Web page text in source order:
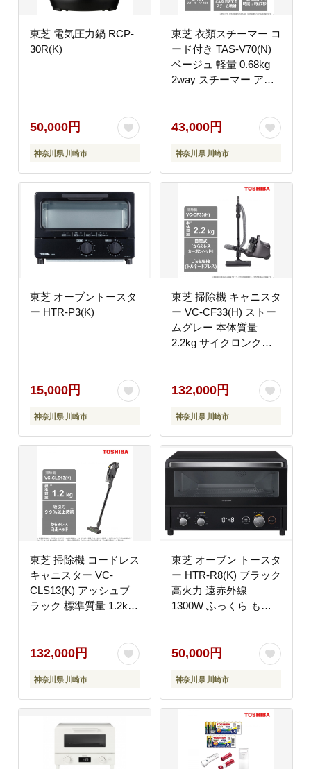
東芝 電気圧力鍋 RCP-
30R(K)
50,000円
神奈川県 川崎市
東芝 衣類スチーマー コ
ード付き TAS-V70(N)
ベージュ 軽量 0.68kg
2way スチーマー アイ
上がり 約17秒 シワの
ばし ニオイ シワ 清潔
ケア 脱臭 除菌 家電 お
すすめ 人気 TOSHIBA
神奈川県 川崎市
43,000円
神奈川県 川崎市
東芝 オーブントースタ
ー HTR-P3(K)
15,000円
神奈川県 川崎市
東芝 掃除機 キャニスタ
ー VC-CF33(H) ストー
ムグレー 本体質量
2.2kg サイクロンクリ
自走式 からみレス ゴミ
圧縮 まるごと水洗い 洗
える 自動省エネ 2WAY
ブラシ 家電 電化製品
おすすめ 人気
TOSHIBA
132,000円
神奈川県 川崎市
東芝 掃除機 コードレス
キャニスター VC-
CLS13(K) アッシュブ
ラック 標準質量 1.2kg
パワフル 吸引 自走式
からみレス ゴミ圧縮 省
エネ 家電 おすすめ 人
気 TOSHIBA 神奈川県
132,000円
神奈川県 川崎市
東芝 オーブン トースタ
ー HTR-R8(K) ブラック
高火力 遠赤外線
1300W ふっくら もち
動メニュー お手入れ簡
単 家電 キッチン家電
人気 おすすめ
TOSHIBA 神奈川県 川
崎市
50,000円
神奈川県 川崎市